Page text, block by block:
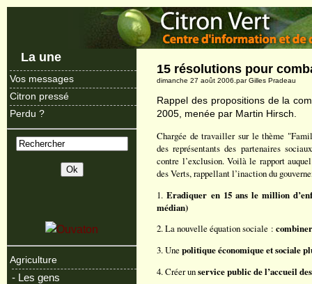
La une
Vos messages
Citron pressé
Perdu ?
Agriculture
- Les gens
15 résolutions pour
dimanche 27 août 2006.par Gilles Pradeau
Rappel des propositions de la
2005, menée par Martin Hirsch.
Chargée de travailler sur le thème
des représentants des partenaires
contre l’exclusion. Voilà le rapport
des Verts, rappellant l’inaction du
1.Eradiquer en 15 ans le million
médian)
2. La nouvelle équation sociale :
3. Unepolitique économique et sociale
4. Créer unservice public de l’accueil